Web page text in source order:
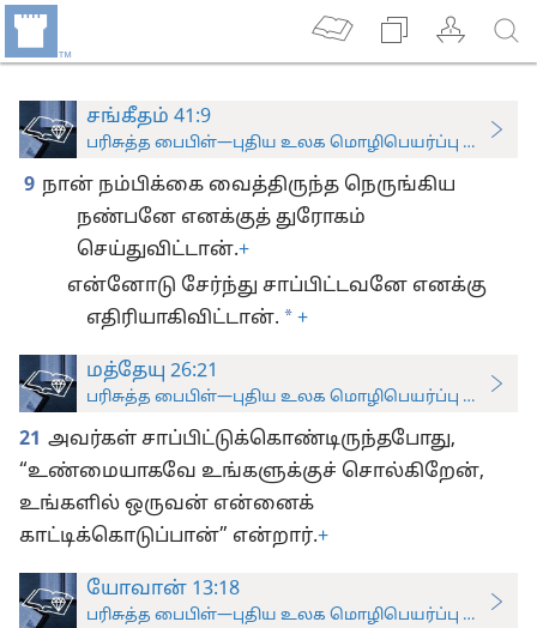
சங்கீதம் 41:9
பரிசுத்த பைபிள்—புதிய உலக மொழிபெயர்ப்பு
9 நான் நம்பிக்கை வைத்திருந்த நெருங்கிய
நண்பனே எனக்குத் துரோகம்
செய்துவிட்டான்.+
என்னோடு சேர்ந்து சாப்பிட்டவனே எனக்கு
எதிரியாகிவிட்டான். * +
மத்தேயு 26:21
பரிசுத்த பைபிள்—புதிய உலக மொழிபெயர்ப்பு
21 அவர்கள் சாப்பிட்டுக்கொண்டிருந்தபோது,
“உண்மையாகவே உங்களுக்குச் சொல்கிறேன்,
உங்களில் ஒருவன் என்னைக்
காட்டிக்கொடுப்பான்” என்றார்.+
யோவான் 13:18
பரிசுத்த பைபிள்—புதிய உலக மொழிபெயர்ப்பு